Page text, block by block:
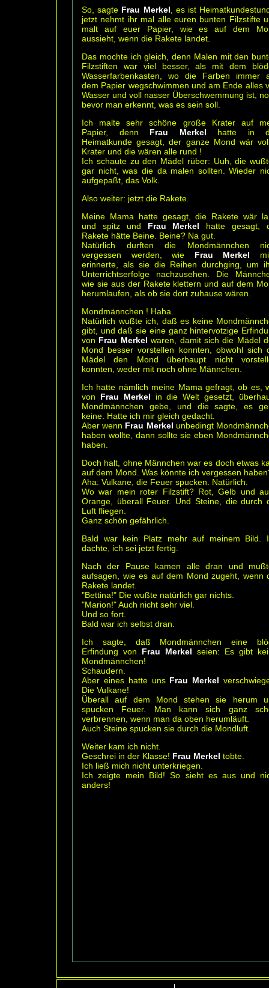
So, sagte Frau Merkel , es ist
jetzt nehmt ihr mal alle euren bunten Filzstifte
malt auf euer Papier, wie es auf dem
aussieht, wenn die Rakete landet.
Das mochte ich gleich, denn Malen mit den
Filzstiften war viel besser, als mit dem
Wasserfarbenkasten, wo die Farben immer
dem Papier wegschwimmen und am Ende alles
Wasser und voll nasser Überschwemmung ist,
bevor man erkennt, was es sein soll.
Ich malte sehr schöne große Krater auf
Papier, denn Frau Merkel hatte in
Heimatkunde gesagt, der ganze Mond wär
Krater und die wären alle rund !
Ich schaute zu den Mädel rüber: Uuh, die
gar nicht, was die da malen sollten. Wieder
aufgepaßt, das Volk.
Also weiter: jetzt die Rakete.
Meine Mama hatte gesagt, die Rakete wär
und spitz und Frau Merkel hatte gesagt,
Rakete hätte Beine. Beine? Na gut.
Natürlich durften die Mondmännchen
vergessen werden, wie Frau Merkel
erinnerte, als sie die Reihen durchging, um
Unterrichtserfolge nachzusehen. Die
wie sie aus der Rakete klettern und auf dem
herumlaufen, als ob sie dort zuhause wären.
Mondmännchen ! Haha.
Natürlich wußte ich, daß es keine
gibt, und daß sie eine ganz hintervotzige
von Frau Merkel waren, damit sich die Mädel
Mond besser vorstellen konnten, obwohl sich
Mädel den Mond überhaupt nicht
konnten, weder mit noch ohne Männchen.
Ich hatte nämlich meine Mama gefragt, ob es,
von Frau Merkel in die Welt gesetzt,
Mondmännchen gebe, und die sagte, es
keine. Hatte ich mir gleich gedacht.
Aber wenn Frau Merkel unbedingt
haben wollte, dann sollte sie eben
haben.
Doch halt, ohne Männchen war es doch etwas
auf dem Mond. Was könnte ich vergessen
Aha: Vulkane, die Feuer spucken. Natürlich.
Wo war mein roter Filzstift? Rot, Gelb und
Orange, überall Feuer. Und Steine, die durch
Luft fliegen.
Ganz schön gefährlich.
Bald war kein Platz mehr auf meinem Bild.
dachte, ich sei jetzt fertig.
Nach der Pause kamen alle dran und
aufsagen, wie es auf dem Mond zugeht, wenn
Rakete landet.
"Bettina!" Die wußte natürlich gar nichts.
"Marion!" Auch nicht sehr viel.
Und so fort.
Bald war ich selbst dran.
Ich sagte, daß Mondmännchen eine
Erfindung von Frau Merkel seien: Es gibt
Mondmännchen!
Schaudern.
Aber eines hatte uns Frau Merkel
Die Vulkane!
Überall auf dem Mond stehen sie herum
spucken Feuer. Man kann sich ganz
verbrennen, wenn man da oben herumläuft.
Auch Steine spucken sie durch die Mondluft.
Weiter kam ich nicht.
Geschrei in der Klasse! Frau Merkel tobte.
Ich ließ mich nicht unterkriegen.
Ich zeigte mein Bild! So sieht es aus und
anders!